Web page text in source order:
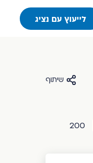
לייעוץ עם נציג
שיתוף
200